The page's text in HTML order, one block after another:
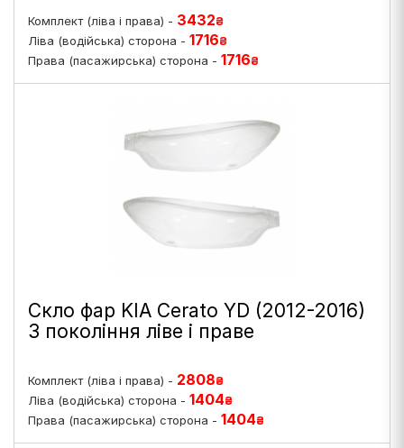
Комплект (ліва і права) - 3432₴
Ліва (водійська) сторона - 1716₴
Права (пасажирська) сторона - 1716₴
Скло фар KIA Cerato YD (2012-2016)
3 покоління ліве і праве
Комплект (ліва і права) - 2808₴
Ліва (водійська) сторона - 1404₴
Права (пасажирська) сторона - 1404₴